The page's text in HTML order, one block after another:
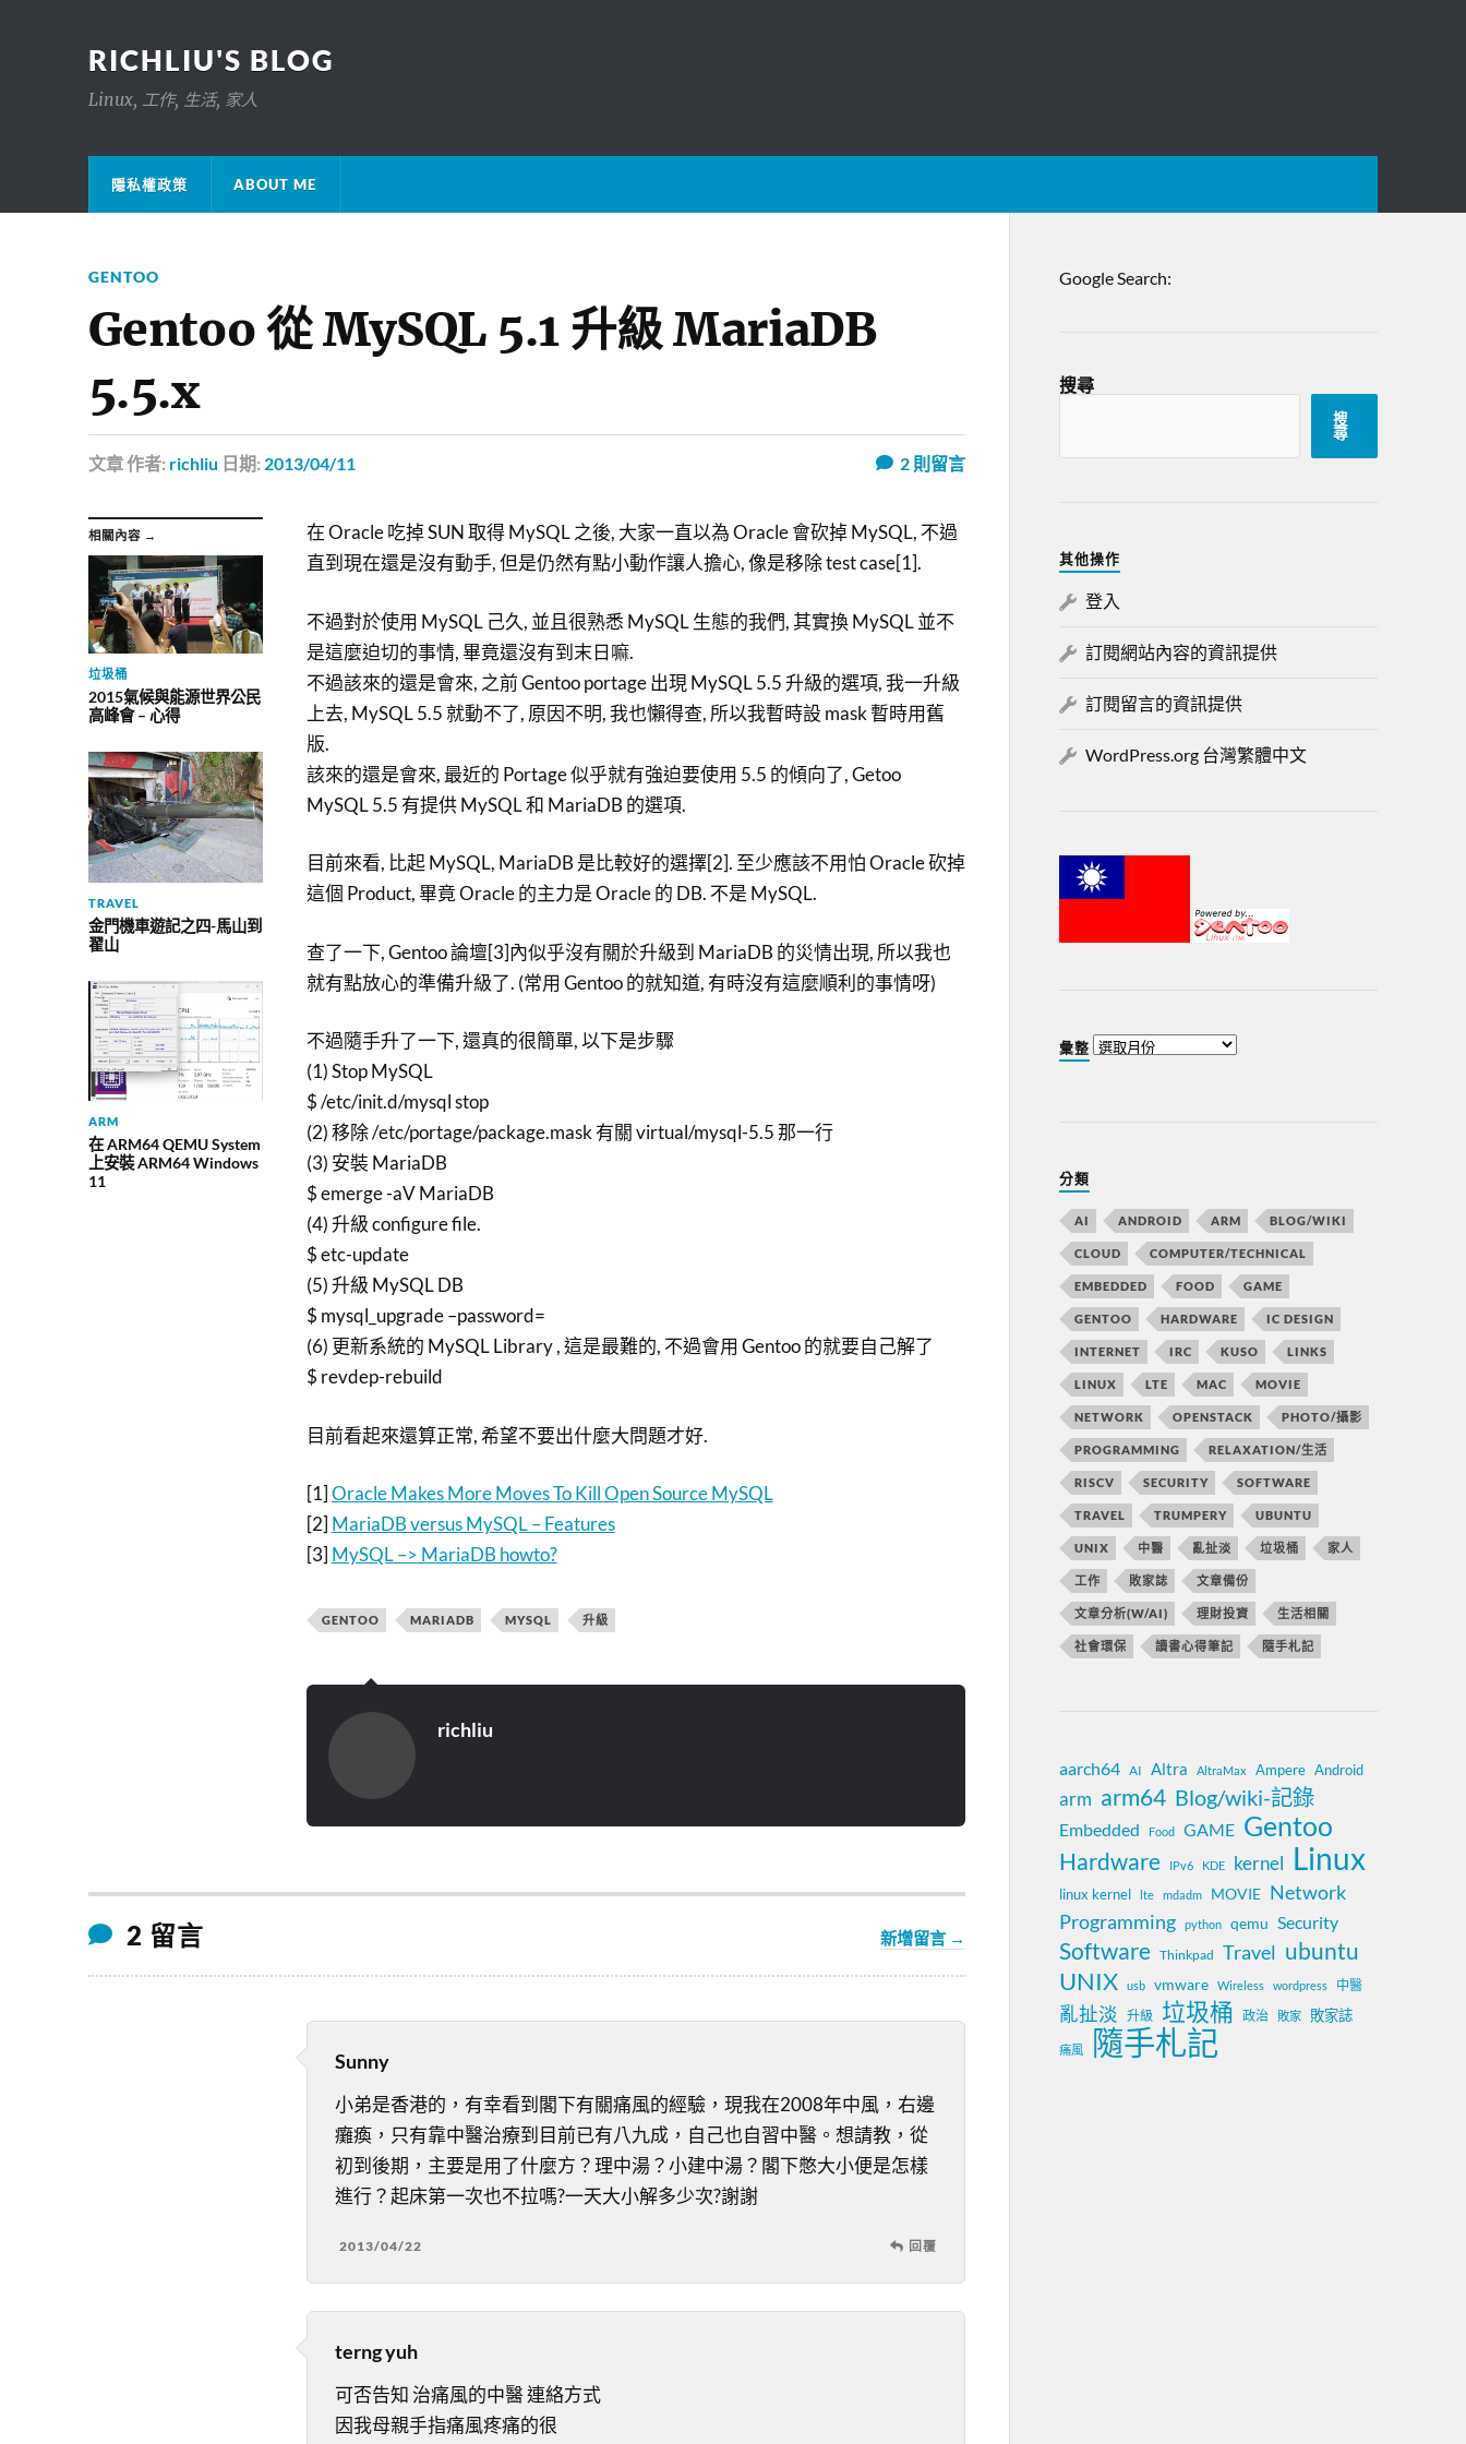
RICHLIU'S BLOG
Linux, 工作, 生活, 家人
隱私權政策 ABOUT ME
GENTOO
Gentoo 從 MySQL 5.1 升級 MariaDB
5.5.x
文章作者: richliu 日期: 2013/04/11 2則留言
相關內容 →
垃圾桶
2015氣候與能源世界公民
高峰會 – 心得
TRAVEL
金門機車遊記之四-馬山到
翟山
ARM
在 ARM64 QEMU System
上安裝 ARM64 Windows
11
在 Oracle 吃掉 SUN 取得 MySQL 之後, 大家一直以為 Oracle 會砍掉 MySQL, 不過
直到現在還是沒有動手, 但是仍然有點小動作讓人擔心, 像是移除 test case[1].
不過對於使用 MySQL 己久, 並且很熟悉 MySQL 生態的我們, 其實換 MySQL 並不
是這麼迫切的事情, 畢竟還沒有到末日嘛.
不過該來的還是會來, 之前 Gentoo portage 出現 MySQL 5.5 升級的選項, 我一升級
上去, MySQL 5.5 就動不了, 原因不明, 我也懶得查, 所以我暫時設 mask 暫時用舊
版.
該來的還是會來, 最近的 Portage 似乎就有強迫要使用 5.5 的傾向了, Getoo
MySQL 5.5 有提供 MySQL 和 MariaDB 的選項.
目前來看, 比起 MySQL, MariaDB 是比較好的選擇[2]. 至少應該不用怕 Oracle 砍掉
這個 Product, 畢竟 Oracle 的主力是 Oracle 的 DB. 不是 MySQL.
查了一下, Gentoo 論壇[3]內似乎沒有關於升級到 MariaDB 的災情出現, 所以我也
就有點放心的準備升級了. (常用 Gentoo 的就知道, 有時沒有這麼順利的事情呀)
不過隨手升了一下, 還真的很簡單, 以下是步驟
(1) Stop MySQL
$ /etc/init.d/mysql stop
(2) 移除 /etc/portage/package.mask 有關 virtual/mysql-5.5 那一行
(3) 安裝 MariaDB
$ emerge -aV MariaDB
(4) 升級 configure file.
$ etc-update
(5) 升級 MySQL DB
$ mysql_upgrade –password=
(6) 更新系統的 MySQL Library , 這是最難的, 不過會用 Gentoo 的就要自己解了
$ revdep-rebuild
目前看起來還算正常, 希望不要出什麼大問題才好.
[1] Oracle Makes More Moves To Kill Open Source MySQL
[2] MariaDB versus MySQL – Features
[3] MySQL –> MariaDB howto?
GENTOO MARIADB MYSQL 升級
richliu
2 留言 新增留言 →
Sunny
小弟是香港的，有幸看到閣下有關痛風的經驗，現我在2008年中風，右邊
癱瘓，只有靠中醫治療到目前已有八九成，自己也自習中醫。想請教，從
初到後期，主要是用了什麼方？理中湯？小建中湯？閣下憋大小便是怎樣
進行？起床第一次也不拉嗎?一天大小解多少次?謝謝
2013/04/22 回覆
terng yuh
可否告知 治痛風的中醫 連絡方式
因我母親手指痛風疼痛的很
Google Search:
搜尋
搜
尋
其他操作
登入
訂閱網站內容的資訊提供
訂閱留言的資訊提供
WordPress.org 台灣繁體中文
彙整
分類
AI ANDROID ARM BLOG/WIKI
CLOUD COMPUTER/TECHNICAL
EMBEDDED FOOD GAME
GENTOO HARDWARE IC DESIGN
INTERNET IRC KUSO LINKS
LINUX LTE MAC MOVIE
NETWORK OPENSTACK PHOTO/攝影
PROGRAMMING RELAXATION/生活
RISCV SECURITY SOFTWARE
TRAVEL TRUMPERY UBUNTU
UNIX 中醫 亂扯淡 垃圾桶 家人
工作 敗家誌 文章備份
文章分析(W/AI) 理財投資 生活相關
社會環保 讀書心得筆記 隨手札記
aarch64 AI Altra AltraMax Ampere Android
arm arm64 Blog/wiki-記錄
Embedded Food GAME Gentoo
Hardware IPv6 KDE kernel Linux
linux kernel lte mdadm MOVIE Network
Programming
python qemu Security
Software Thinkpad Travel ubuntu
UNIX usb vmware Wireless wordpress 中醫
亂扯淡 升級 垃圾桶 政治 敗家 敗家誌
痛風 隨手札記